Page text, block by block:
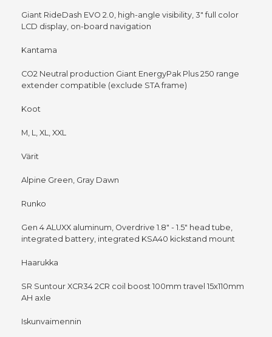
Giant RideDash EVO 2.0, high-angle visibility, 3" full color
LCD display, on-board navigation
Kantama
CO2 Neutral production Giant EnergyPak Plus 250 range
extender compatible (exclude STA frame)
Koot
M, L, XL, XXL
Värit
Alpine Green, Gray Dawn
Runko
Gen 4 ALUXX aluminum, Overdrive 1.8" - 1.5" head tube,
integrated battery, integrated KSA40 kickstand mount
Haarukka
SR Suntour XCR34 2CR coil boost 100mm travel 15x110mm
AH axle
Iskunvaimennin